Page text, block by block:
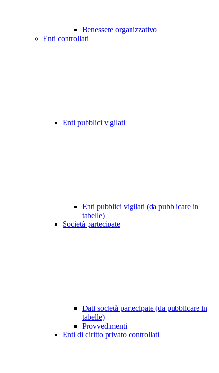
Benessere organizzativo
Enti controllati
Enti pubblici vigilati
Enti pubblici vigilati (da pubblicare in
tabelle)
Società partecipate
Dati società partecipate (da pubblicare in
tabelle)
Provvedimenti
Enti di diritto privato controllati